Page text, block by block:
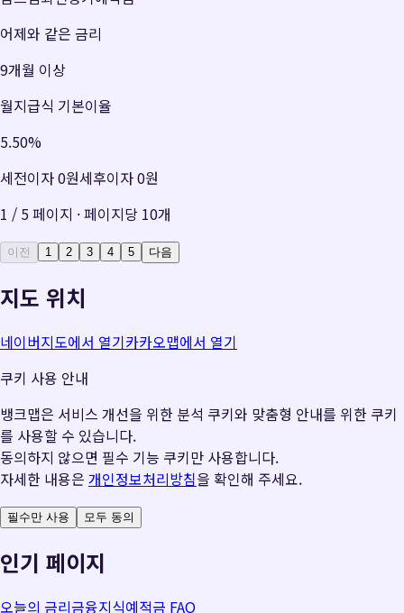
어제와 같은 금리
9개월 이상
월지급식 기본이율
5.50%
세전이자0원세후이자0원
1 / 5페이지 · 페이지당 10개
이전 1 2 3 4 5 다음
지도 위치
네이버지도에서 열기카카오맵에서 열기
쿠키 사용 안내
뱅크맵은 서비스 개선을 위한 분석 쿠키와 맞춤형 안내를 위한 쿠키
를 사용할 수 있습니다.
동의하지 않으면 필수 기능 쿠키만 사용합니다.
자세한 내용은 개인정보처리방침을 확인해 주세요.
필수만 사용 모두 동의
인기 페이지
오늘의 금리금융지식예적금 FAQ